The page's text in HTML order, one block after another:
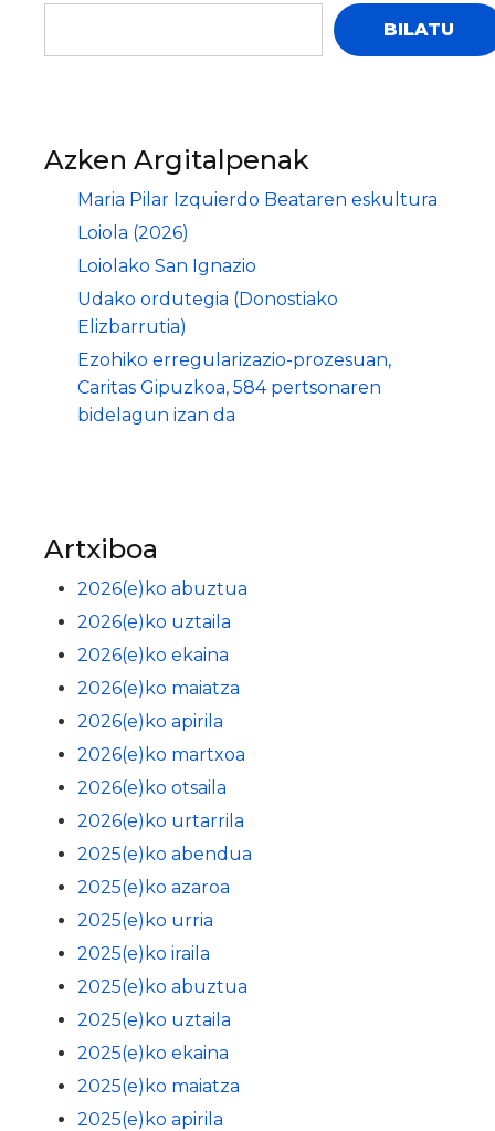
BILATU
Azken Argitalpenak
Maria Pilar Izquierdo Beataren eskultura
Loiola (2026)
Loiolako San Ignazio
Udako ordutegia (Donostiako
Elizbarrutia)
Ezohiko erregularizazio-prozesuan,
Caritas Gipuzkoa, 584 pertsonaren
bidelagun izan da
Artxiboa
2026(e)ko abuztua
2026(e)ko uztaila
2026(e)ko ekaina
2026(e)ko maiatza
2026(e)ko apirila
2026(e)ko martxoa
2026(e)ko otsaila
2026(e)ko urtarrila
2025(e)ko abendua
2025(e)ko azaroa
2025(e)ko urria
2025(e)ko iraila
2025(e)ko abuztua
2025(e)ko uztaila
2025(e)ko ekaina
2025(e)ko maiatza
2025(e)ko apirila